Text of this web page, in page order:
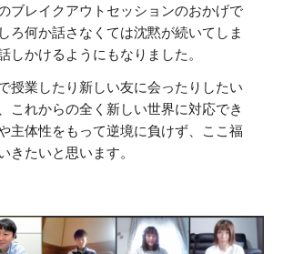
ブレイクアウトセッションのおかげで
ろ何か話さなくては沈黙が続いてしま
しかけるようにもなりました。
授業したり新しい友に会ったりしたい
これからの全く新しい世界に対応でき
主体性をもって逆境に負けず、ここ福
きたいと思います。